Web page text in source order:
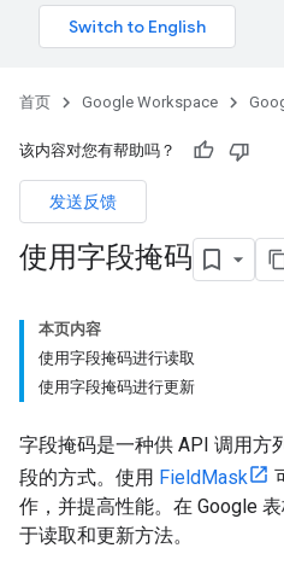
首页 Google Workspace
该内容对您有帮助吗？
发送反馈
使用字段掩码
本页内容
使用字段掩码进行读取
使用字段掩码进行更新
字段掩码是一种供 API 调用方
段的方式。使用 FieldMask
作，并提高性能。在 Google
于读取和更新方法。